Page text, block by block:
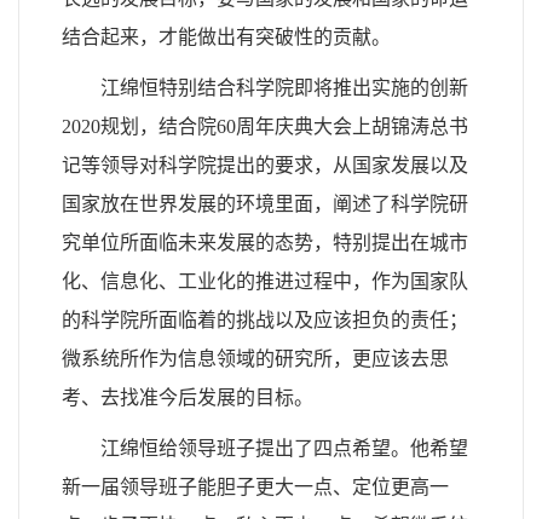
结合起来，才能做出有突破性的贡献。
江绵恒特别结合科学院即将推出实施的创新
2020规划，结合院60周年庆典大会上胡锦涛总书
记等领导对科学院提出的要求，从国家发展以及
国家放在世界发展的环境里面，阐述了科学院研
究单位所面临未来发展的态势，特别提出在城市
化、信息化、工业化的推进过程中，作为国家队
的科学院所面临着的挑战以及应该担负的责任；
微系统所作为信息领域的研究所，更应该去思
考、去找准今后发展的目标。
江绵恒给领导班子提出了四点希望。他希望
新一届领导班子能胆子更大一点、定位更高一